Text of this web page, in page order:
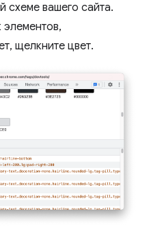
схеме вашего сайта.
элементов,
щелкните цвет.